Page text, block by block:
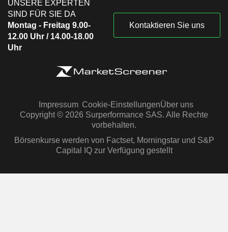
UNSERE EXPERTEN
SIND FÜR SIE DA
Montag - Freitag 9.00-
12.00 Uhr / 14.00-18.00
Uhr
Kontaktieren Sie uns
Impressum Cookie-EinstellungenÜber uns
Copyright © 2026 Surperformance SAS. Alle Rechte
vorbehalten.
Börsenkurse werden von Factset, Morningstar und S&P
Capital IQ zur Verfügung gestellt